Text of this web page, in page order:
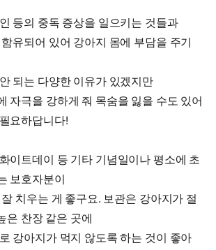
등의 중독 증상을 일으키는 것들과
유되어 있어 강아지 몸에 부담을 주기
되는 다양한 이유가 있겠지만
자극을 강하게 줘 목숨을 잃을 수도 있어
요하답니다!
이트데이 등 기타 기념일이나 평소에 초
보호자분이
치우는 게 좋구요. 보관은 강아지가 절
은 찬장 같은 곳에
강아지가 먹지 않도록 하는 것이 좋아